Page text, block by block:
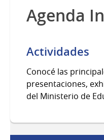
Agenda
Actividades
Conocé las
presentaciones,
del Ministerio de